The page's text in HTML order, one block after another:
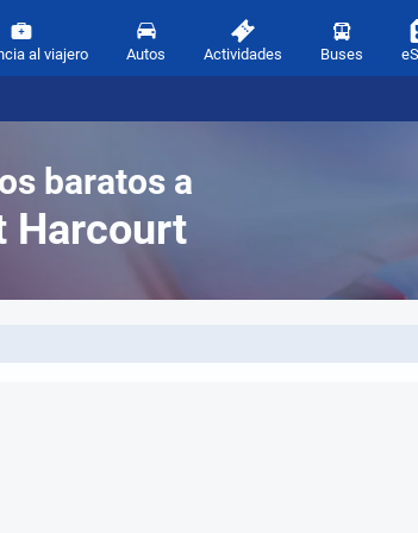
al viajero Autos Actividades Buses
baratos a
Harcourt